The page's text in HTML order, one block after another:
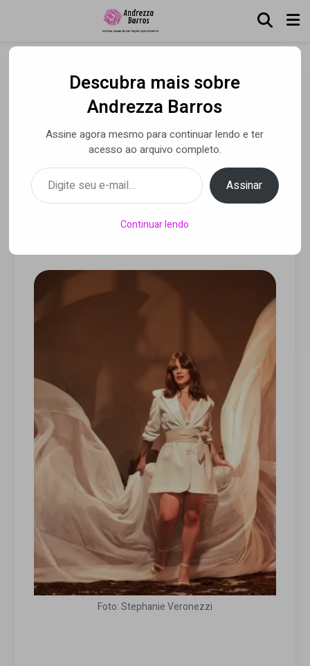
Monica Casagrande
mergulha no clássico
“Amor, meu grande amor”
e aprofunda projeto Corpo
Coral
Foto: Stephanie Veronezzi
Descubra mais sobre
Andrezza Barros
Assine agora mesmo para continuar lendo e ter
acesso ao arquivo completo.
Digite seu e-mail…
Assinar
Continuar lendo